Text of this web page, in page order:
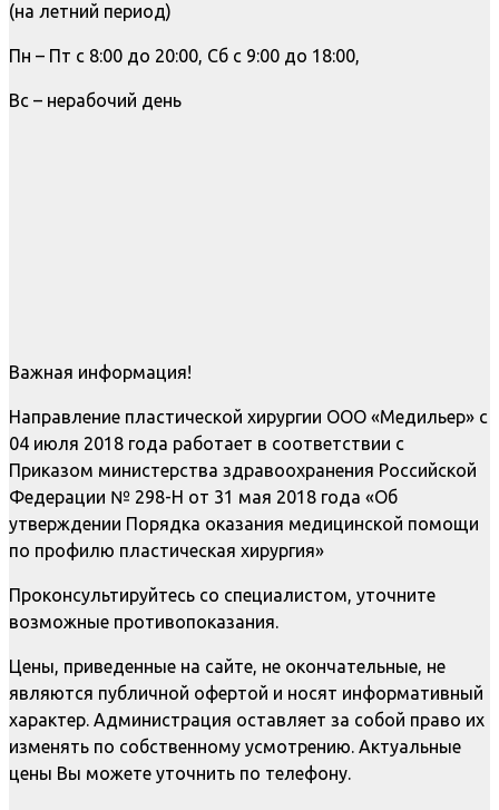
(на летний период)
Пн – Пт с 8:00 до 20:00, Сб с 9:00 до 18:00,
Вс – нерабочий день
Важная информация!
Направление пластической хирургии ООО «Медильер» с
04 июля 2018 года работает в соответствии с
Приказом министерства здравоохранения Российской
Федерации № 298-Н от 31 мая 2018 года «Об
утверждении Порядка оказания медицинской помощи
по профилю пластическая хирургия»
Проконсультируйтесь со специалистом, уточните
возможные противопоказания.
Цены, приведенные на сайте, не окончательные, не
являются публичной офертой и носят информативный
характер. Администрация оставляет за собой право их
изменять по собственному усмотрению. Актуальные
цены Вы можете уточнить по телефону.